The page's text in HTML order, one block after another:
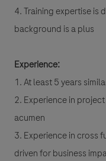
4. Training expertise is
background is a plus
Experience:
1. At least 5 years
2. Experience in
acumen
3. Experience in cross
driven for business